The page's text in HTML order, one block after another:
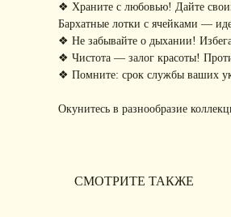
❖ Храните с любовью! Дайте
Бархатные лотки с ячейками —
❖ Не забывайте о дыхании!
❖ Чистота — залог красоты!
❖ Помните: срок службы ваших
Окунитесь в разнообразие
СМОТРИТЕ ТАКЖЕ